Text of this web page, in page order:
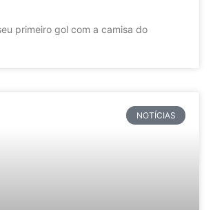
primeiro gol com a camisa do
NOTÍCIAS